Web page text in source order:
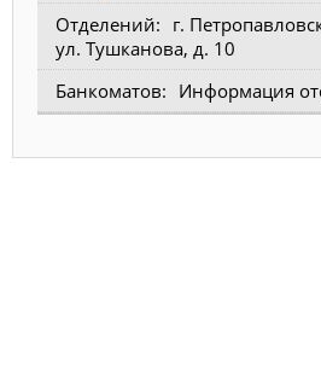
г.
ул. Тушканова, д. 10
Информация